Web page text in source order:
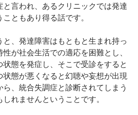
と言われ、あるクリニックでは発達
ともあり得る話です。
と、発達障害はもともと生まれ持っ
が社会生活での適応を困難とし、
態を発症し、そこで受診をすると
状態が悪くなると幻聴や妄想が出現
ら、統合失調症と診断されてしまう
れませんということです。